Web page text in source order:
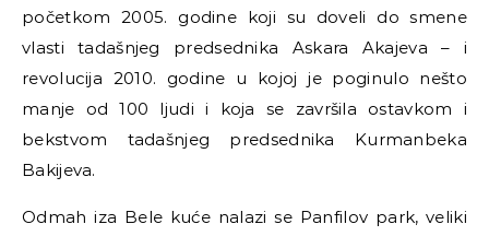
početkom 2005. godine koji su doveli do smene
vlasti tadašnjeg predsednika Askara Akajeva – i
revolucija 2010. godine u kojoj je poginulo nešto
manje od 100 ljudi i koja se završila ostavkom i
bekstvom tadašnjeg predsednika Kurmanbeka
Bakijeva.
Odmah iza Bele kuće nalazi se Panfilov park, veliki